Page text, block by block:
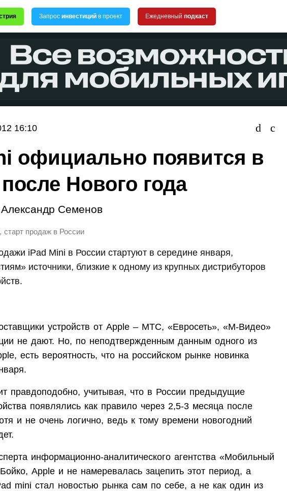
Запрос инвестиций в проект Ежедневный подкаст
16:10
официально появится в
Нового года
Александр Семенов
, старт продаж в России
iPad Mini в России стартуют в середине января,
источники, близкие к одному из крупных дистрибуторов
устройств от Apple – МТС, «Евросеть», «М-Видео»
не дают. Но, по неподтвержденным данным одного из
есть вероятность, что на российском рынке новинка
правдоподобно, учитывая, что в России предыдущие
появлялись как правило через 2,5-3 месяца после
и не очень логично, ведь к тому времени новогодний
информационно-аналитического агентства «Мобильный
Apple и не намеревалась зацепить этот период, а
mini стал новостью рынка сам по себе, а не как один из